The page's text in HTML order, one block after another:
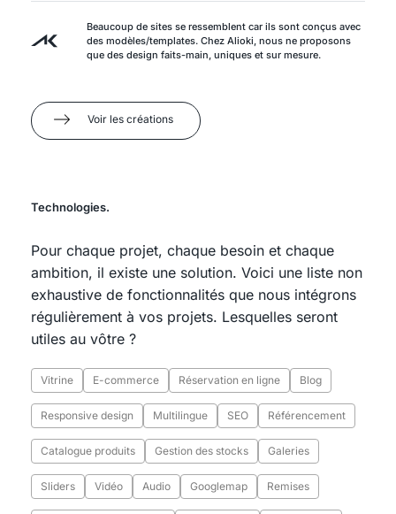
Beaucoup de sites se ressemblent car ils sont conçus avec
des modèles/templates. Chez Alioki, nous ne proposons
que des design faits-main, uniques et sur mesure.
Voir les créations
Technologies.
Pour chaque projet, chaque besoin et chaque
ambition, il existe une solution. Voici une liste non
exhaustive de fonctionnalités que nous intégrons
régulièrement à vos projets. Lesquelles seront
utiles au vôtre ?
Vitrine E-commerce Réservation en ligne Blog
Responsive design Multilingue SEO Référencement
Catalogue produits Gestion des stocks Galeries
Sliders Vidéo Audio Googlemap Remises